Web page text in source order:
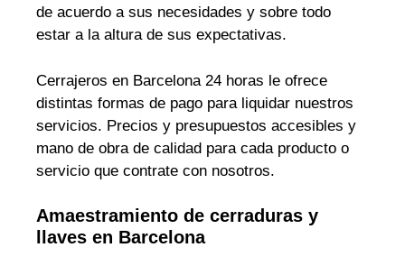
de acuerdo a sus necesidades y sobre todo
estar a la altura de sus expectativas.
Cerrajeros en Barcelona 24 horas le ofrece
distintas formas de pago para liquidar nuestros
servicios. Precios y presupuestos accesibles y
mano de obra de calidad para cada producto o
servicio que contrate con nosotros.
Amaestramiento de cerraduras y
llaves en Barcelona